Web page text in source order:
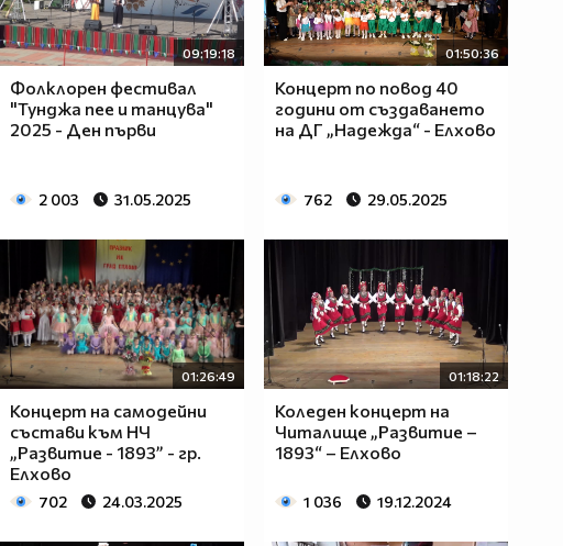
09:19:18
Фолклорен фестивал
"Тунджа пее и танцува"
2025 - Ден първи
2 003 31.05.2025
01:50:36
Концерт по повод 40
години от създаването
на ДГ „Надежда“ - Елхово
762 29.05.2025
01:26:49
Концерт на самодейни
състави към НЧ
„Развитие - 1893” - гр.
Елхово
702 24.03.2025
01:18:22
Коледен концерт на
Читалище „Развитие –
1893“ – Елхово
1 036 19.12.2024